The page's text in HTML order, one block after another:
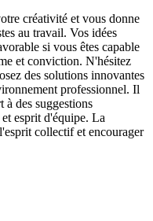
créativité et vous donne
au travail. Vos idées
si vous êtes capable
et conviction. N'hésitez
des solutions innovantes
professionnel. Il
à des suggestions
esprit d'équipe. La
collectif et encourager